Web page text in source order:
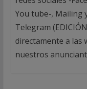
You tube-, Mailing
Telegram
directamente a las
nuestros